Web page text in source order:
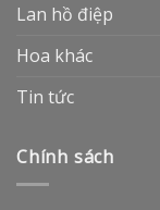
Lan hồ điệp
Hoa khác
Tin tức
Chính sách